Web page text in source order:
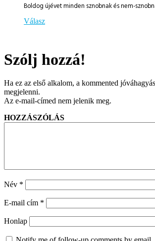
Boldog újévet minden sznobnak és nem-
Válasz
Szólj hozzá!
Ha ez az első alkalom, a kommented
megjelenni.
Az e-mail-címed nem jelenik meg.
HOZZÁSZÓLÁS
Név *
E-mail cím *
Honlap